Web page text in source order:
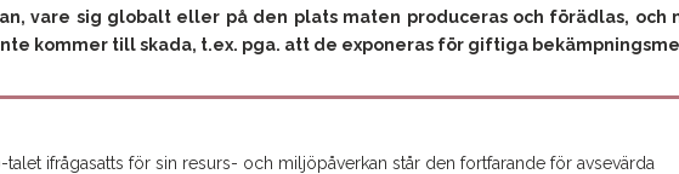
vare sig globalt eller på den plats maten produceras och förädlas, och
kommer till skada, t.ex. pga. att de exponeras för giftiga
talet ifrågasatts för sin resurs- och miljöpåverkan står den fortfarande för avsevärda